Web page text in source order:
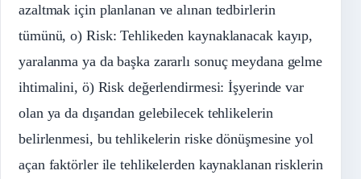
azaltmak için planlanan ve alınan tedbirlerin
tümünü, o) Risk: Tehlikeden kaynaklanacak kayıp,
yaralanma ya da başka zararlı sonuç meydana gelme
ihtimalini, ö) Risk değerlendirmesi: İşyerinde var
olan ya da dışarıdan gelebilecek tehlikelerin
belirlenmesi, bu tehlikelerin riske dönüşmesine yol
açan faktörler ile tehlikelerden kaynaklanan risklerin